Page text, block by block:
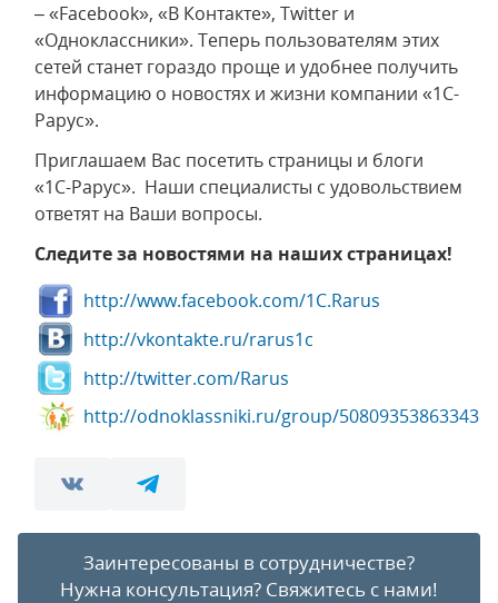
– «Facebook», «В Контакте», Twitter и
«Одноклассники». Теперь пользователям этих
сетей станет гораздо проще и удобнее получить
информацию о новостях и жизни компании «1С-
Рарус».
Приглашаем Вас посетить страницы и блоги
«1С-Рарус». Наши специалисты с удовольствием
ответят на Ваши вопросы.
Следите за новостями на наших страницах!
http://www.facebook.com/1C.Rarus
http://vkontakte.ru/rarus1c
http://twitter.com/Rarus
http://odnoklassniki.ru/group/50809353863343
Заинтересованы в сотрудничестве?
Нужна консультация? Свяжитесь с нами!